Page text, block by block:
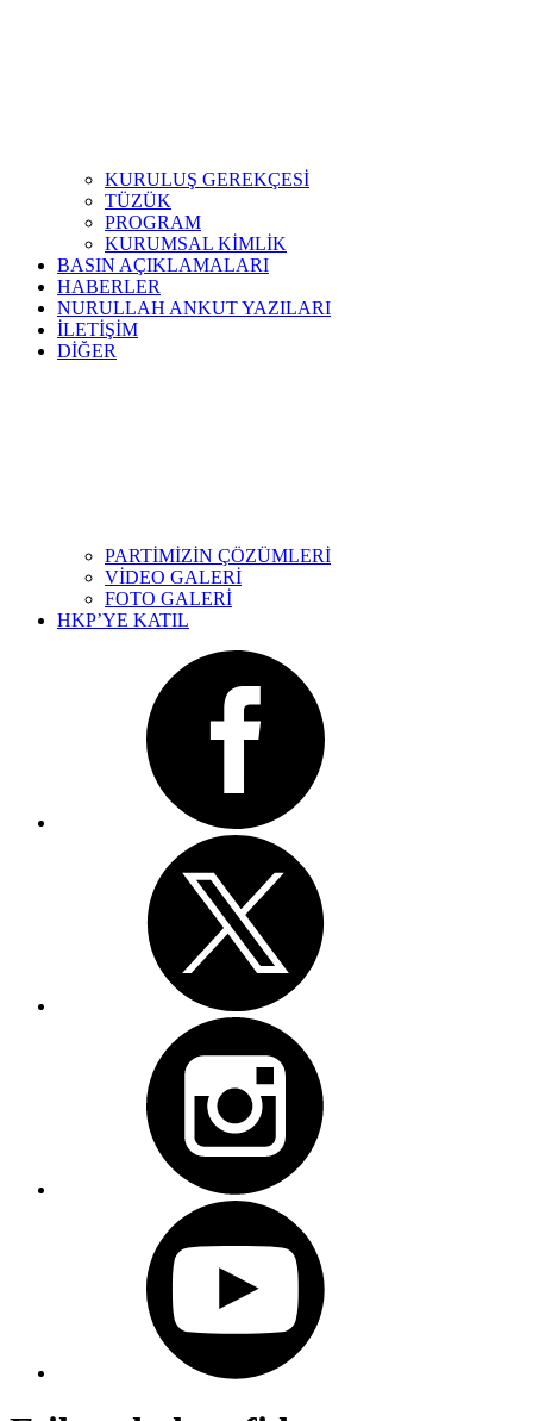
KURULUŞ GEREKÇESİ
TÜZÜK
PROGRAM
KURUMSAL KİMLİK
BASIN AÇIKLAMALARI
HABERLER
NURULLAH ANKUT YAZILARI
İLETİŞİM
DİĞER
PARTİMİZİN ÇÖZÜMLERİ
VİDEO GALERİ
FOTO GALERİ
HKP’YE KATIL